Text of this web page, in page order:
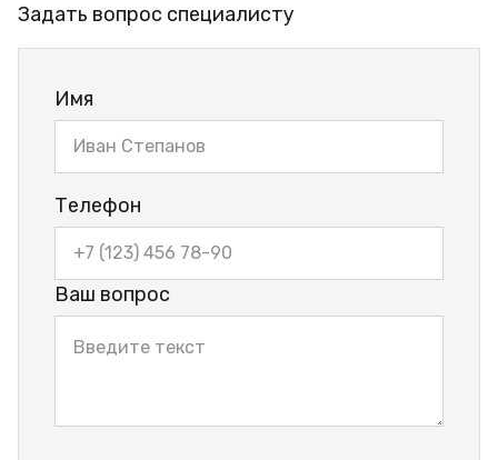
Задать вопрос специалисту
Имя
Телефон
Ваш вопрос